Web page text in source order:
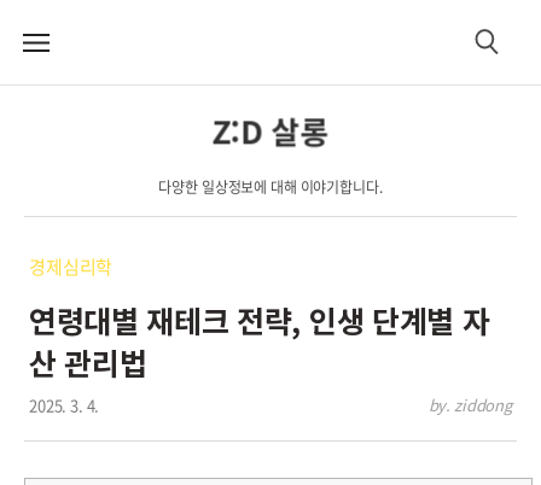
메
검
Z:D 살롱
다양한 일상정보에 대해 이야기합니다.
경제심리학
연령대별 재테크 전략, 인생 단계별 자
산 관리법
2025. 3. 4. by. ziddong